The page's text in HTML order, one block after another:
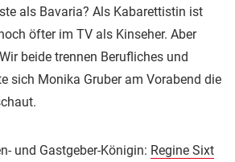
als Bavaria? Als Kabarettistin ist
öfter im TV als Kinseher. Aber
beide trennen Berufliches und
sich Monika Gruber am Vorabend die
und Gastgeber-Königin: Regine Sixt